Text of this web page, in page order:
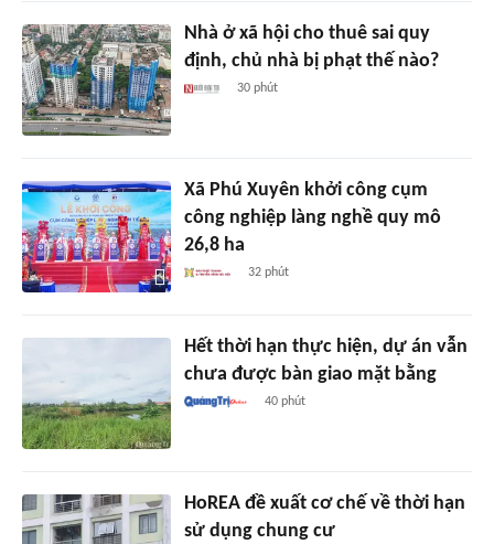
Nhà ở xã hội cho thuê sai quy
định, chủ nhà bị phạt thế nào?
30 phút
Xã Phú Xuyên khởi công cụm
công nghiệp làng nghề quy mô
26,8 ha
32 phút
Hết thời hạn thực hiện, dự án vẫn
chưa được bàn giao mặt bằng
40 phút
HoREA đề xuất cơ chế về thời hạn
sử dụng chung cư